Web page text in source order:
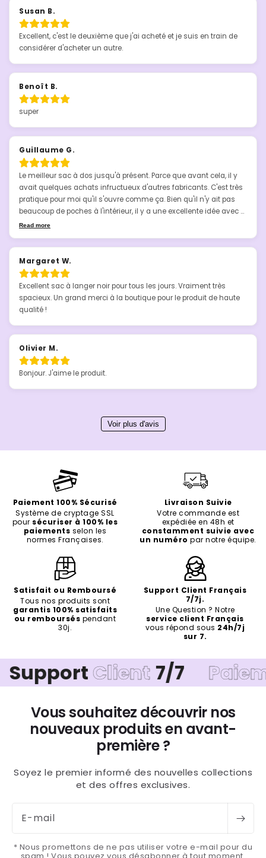
Susan B.
Excellent, c'est le deuxième que j'ai acheté et je suis en train de
considérer d'acheter un autre.
Benoît B.
super
Guillaume G.
Le meilleur sac à dos jusqu'à présent. Parce que avant cela, il y
avait quelques achats infructueux d'autres fabricants. C'est très
pratique pour moi qu'il s'ouvre comme ça. Bien qu'il n'y ait pas
beaucoup de poches à l'intérieur, il y a une excellente idée avec
une petite poche pour une bouteille à l'intérieur. Je n'ai pas pu
suffisamment d'informations. Voici comment je le vois : pour la
ville, l'école universitaire et les sports, les uniformes c'est le
meilleur. Pour voyager, j'ai immédiatement regretté de ne pas
avoir acheté une taille plus grande, elle ne peut contenir des
articles que pour 1-2 nuits, ou des vêtements de sport avec des
baskets et des pantoufles. Le sac à dos est tellement bon que je
plus sérieux tels que les voyages sur route et de longues
périodes de pluie.
Read more
Margaret W.
Excellent sac à langer noir pour tous les jours. Vraiment très
spacieux. Un grand merci à la boutique pour le produit de haute
qualité !
Olivier M.
Bonjour. J'aime le produit.
Voir plus d'avis
Paiement 100% Sécurisé
Système de cryptage SSL
pour sécuriser à 100% les
paiements selon les
normes Françaises.
Livraison Suivie
Votre commande est
expédiée en 48h et
constamment suivie avec
un numéro par notre équipe.
Satisfait ou Remboursé
Tous nos produits sont
garantis 100% satisfaits
ou remboursés pendant
30j.
Support Client Français
7/7j.
Une Question ? Notre
service client Français
vous répond sous 24h/7j
sur 7.
Client 7/7 Paiement
Vous souhaitez découvrir nos
nouveaux produits en avant-
première ?
Soyez le premier informé des nouvelles collections
et des offres exclusives.
E-mail
* Nous promettons de ne pas utiliser votre e-mail pour du